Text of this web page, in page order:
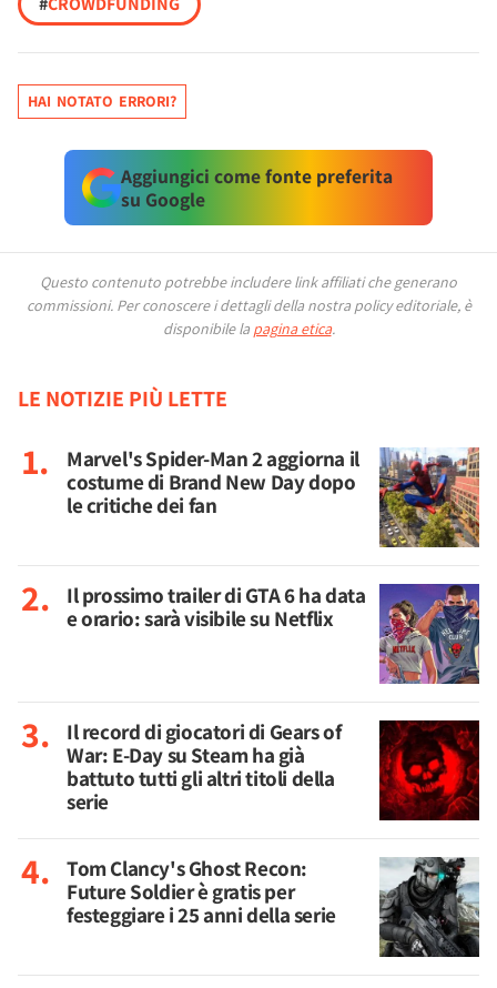
HAI NOTATO ERRORI?
Aggiungici come fonte preferita
su Google
Questo contenuto potrebbe includere link affiliati che generano
commissioni. Per conoscere i dettagli della nostra policy editoriale, è
disponibile la pagina etica.
LE NOTIZIE PIÙ LETTE
Marvel's Spider-Man 2 aggiorna il
costume di Brand New Day dopo
le critiche dei fan
Il prossimo trailer di GTA 6 ha data
e orario: sarà visibile su Netflix
Il record di giocatori di Gears of
War: E-Day su Steam ha già
battuto tutti gli altri titoli della
serie
Tom Clancy's Ghost Recon:
Future Soldier è gratis per
festeggiare i 25 anni della serie